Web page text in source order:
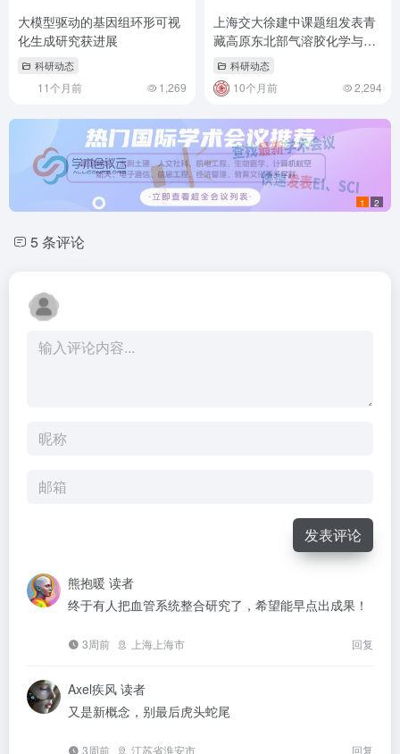
大模型驱动的基因组环形可视
化生成研究获进展
科研动态
11个月前 1,269
上海交大徐建中课题组发表青
藏高原东北部气溶胶化学与天
气过程相互影响的观测研究
科研动态
10个月前 2,294
1 2
5 条评论
发表评论
熊抱暖 读者
终于有人把血管系统整合研究了，希望能早点出成果！
3周前 上海上海市 回复
Axel疾风 读者
又是新概念，别最后虎头蛇尾
3周前 江苏省淮安市 回复